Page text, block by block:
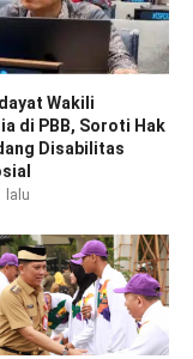
Wakili
di PBB, Soroti Hak
Disabilitas
lalu